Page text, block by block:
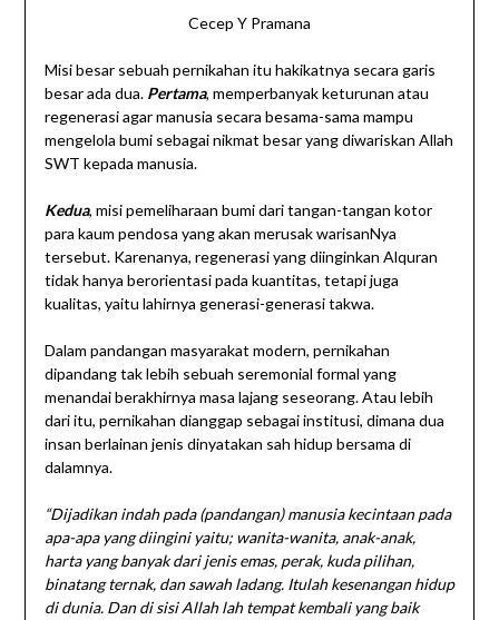
Cecep Y Pramana
Misi besar sebuah pernikahan itu hakikatnya secara garis
besar ada dua. Pertama, memperbanyak keturunan atau
regenerasi agar manusia secara besama-sama mampu
mengelola bumi sebagai nikmat besar yang diwariskan Allah
SWT kepada manusia.
Kedua, misi pemeliharaan bumi dari tangan-tangan kotor
para kaum pendosa yang akan merusak warisanNya
tersebut. Karenanya, regenerasi yang diinginkan Alquran
tidak hanya berorientasi pada kuantitas, tetapi juga
kualitas, yaitu lahirnya generasi-generasi takwa.
Dalam pandangan masyarakat modern, pernikahan
dipandang tak lebih sebuah seremonial formal yang
menandai berakhirnya masa lajang seseorang. Atau lebih
dari itu, pernikahan dianggap sebagai institusi, dimana dua
insan berlainan jenis dinyatakan sah hidup bersama di
dalamnya.
“Dijadikan indah pada (pandangan) manusia kecintaan pada
apa-apa yang diingini yaitu; wanita-wanita, anak-anak,
harta yang banyak dari jenis emas, perak, kuda pilihan,
binatang ternak, dan sawah ladang. Itulah kesenangan hidup
di dunia. Dan di sisi Allah lah tempat kembali yang baik